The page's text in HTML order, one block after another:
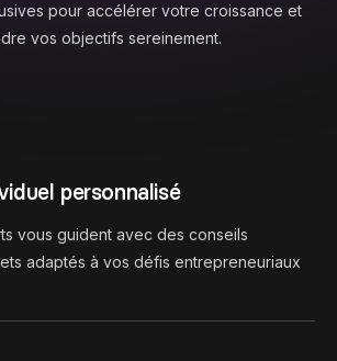
pour accélérer votre croissance et
vos objectifs sereinement.
personnalisé
vous guident avec des conseils
adaptés à vos défis entrepreneuriaux